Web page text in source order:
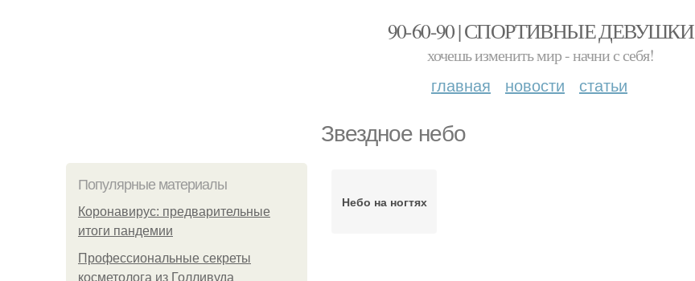
90-60-90 | СПОРТИВНЫЕ ДЕВУШКИ
хочешь изменить мир - начни с себя!
главная новости статьи
Звездное небо
Популярные материалы
Коронавирус: предварительные
итоги пандемии
Профессиональные секреты
косметолога из Голливуда
Небо на ногтях